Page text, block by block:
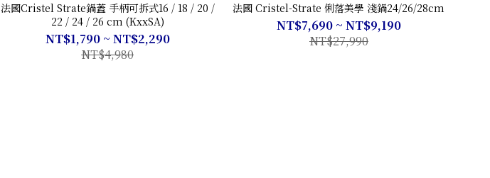
法國Cristel Strate鍋蓋 手柄可拆式16 / 18 / 20 /
22 / 24 / 26 cm (KxxSA)
NT$1,790 ~ NT$2,290
NT$4,980
法國 Cristel-Strate 俐落美學 淺鍋24/26/28cm
NT$7,690 ~ NT$9,190
NT$27,990